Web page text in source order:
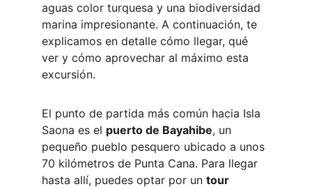
aguas color turquesa y una biodiversidad
marina impresionante. A continuación, te
explicamos en detalle cómo llegar, qué
ver y cómo aprovechar al máximo esta
excursión.
El punto de partida más común hacia Isla
Saona es el puerto de Bayahibe, un
pequeño pueblo pesquero ubicado a unos
70 kilómetros de Punta Cana. Para llegar
hasta allí, puedes optar por un tour